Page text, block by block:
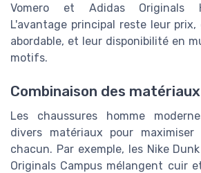
Vomero et Adidas Originals
L'avantage principal reste leur
abordable, et leur disponibilité en
motifs.
Combinaison des matériaux
Les chaussures homme
divers matériaux pour
chacun. Par exemple, les Nike
Originals Campus mélangent cuir